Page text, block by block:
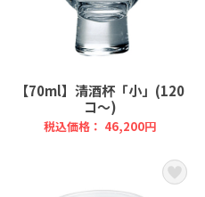
【70ml】清酒杯「小」(120
コ～)
税込価格： 46,200円